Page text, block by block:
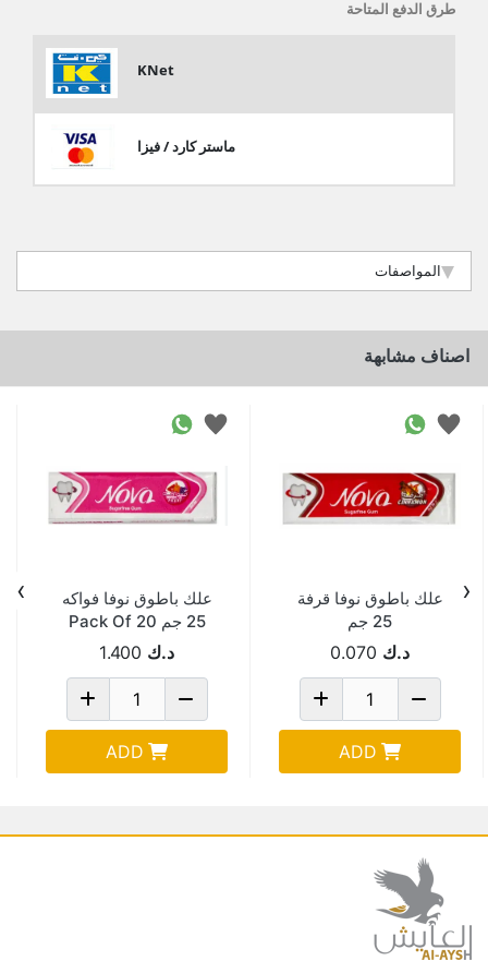
طرق الدفع المتاحة
KNet
ماستر كارد / فيزا
المواصفات
اصناف مشابهة
علك باطوق نوفا قرفة
25 جم
د.ك 0.070
ADD
علك باطوق نوفا فواكه
25 جم Pack Of 20
د.ك 1.400
ADD
‹
›